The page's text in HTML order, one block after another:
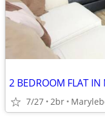
2 BEDROOM FLAT
7/27 2br